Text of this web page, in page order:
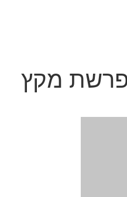
פרשת מקץ